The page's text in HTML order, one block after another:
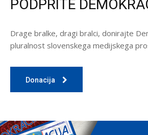
PODPRITE
Drage bralke, dragi bralci, donirajte
pluralnost slovenskega medijskega
Donacija